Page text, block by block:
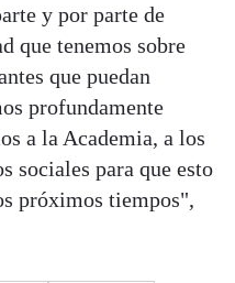
y por parte de
que tenemos sobre
que puedan
profundamente
a la Academia, a los
sociales para que esto
próximos tiempos",